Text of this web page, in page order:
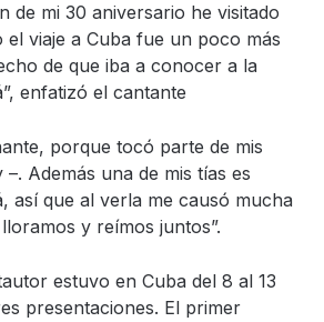
de mi 30 aniversario he visitado
el viaje a Cuba fue un poco más
de que iba a conocer a la
enfatizó el cantante
porque tocó parte de mis
Además una de mis tías es
así que al verla me causó mucha
y reímos juntos”.
estuvo en Cuba del 8 al 13
presentaciones. El primer